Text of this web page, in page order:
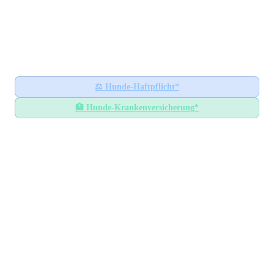
⚖️ Hunde-Haftpflicht*
🏥 Hunde-Krankenversicherung*